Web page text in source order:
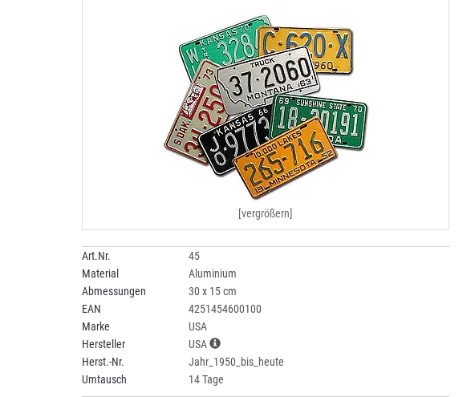
[vergrößern]
Art.Nr.
45
Material
Aluminium
Abmessungen
30 x 15 cm
EAN
4251454600100
Marke
USA
Hersteller
USA
Herst.-Nr.
Jahr_1950_bis_heute
Umtausch
14 Tage